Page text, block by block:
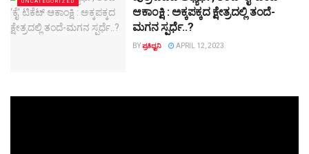
ಆಕಾಂಕ್ಷಿ : ಅಕ್ಕಪಕ್ಕದ ಕ್ಷೇತ್ರದಲ್ಲಿ ತಂದೆ-
ಮಗನ ಸ್ಪರ್ಧೆ..?
BYಪ್ರತಿಧ್ವನಿ APRIL 12, 2023